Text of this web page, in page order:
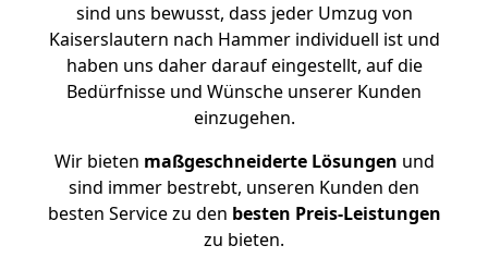
sind uns bewusst, dass jeder Umzug von
Kaiserslautern nach Hammer individuell ist und
haben uns daher darauf eingestellt, auf die
Bedürfnisse und Wünsche unserer Kunden
einzugehen.
Wir bieten maßgeschneiderte Lösungen und
sind immer bestrebt, unseren Kunden den
besten Service zu den besten Preis-Leistungen
zu bieten.